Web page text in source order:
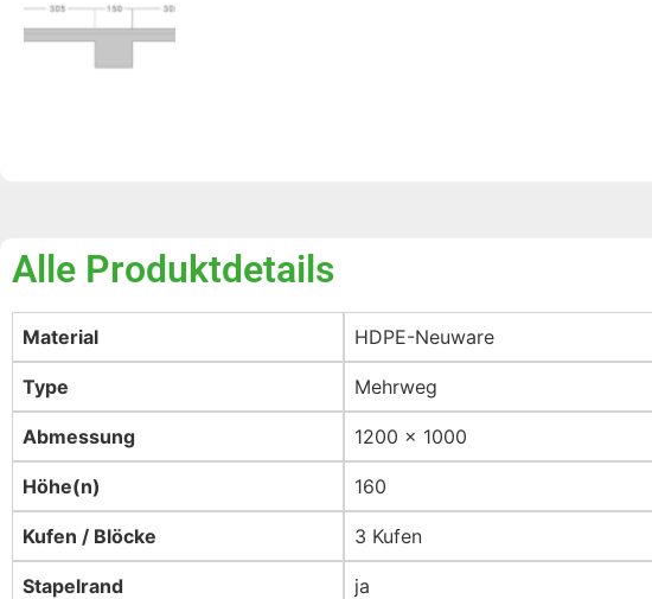
Alle Produktdetails
Material HDPE-Neuware
Type Mehrweg
Abmessung 1200 x 1000
Höhe(n) 160
Kufen / Blöcke 3 Kufen
Stapelrand ja